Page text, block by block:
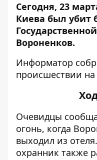
Сегодня, 23
Киева был убит
Вороненков.
Информатор
происшествии
Очевидцы
огонь, когда
выходил из
охранник также